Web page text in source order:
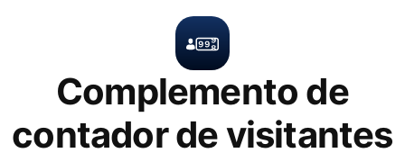
Complemento de
contador de visitantes